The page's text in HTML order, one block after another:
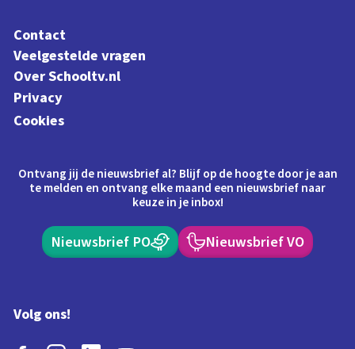
Contact
Veelgestelde vragen
Over Schooltv.nl
Privacy
Cookies
Ontvang jij de nieuwsbrief al? Blijf op de hoogte door je aan
te melden en ontvang elke maand een nieuwsbrief naar
keuze in je inbox!
Nieuwsbrief PO Nieuwsbrief VO
Volg ons!